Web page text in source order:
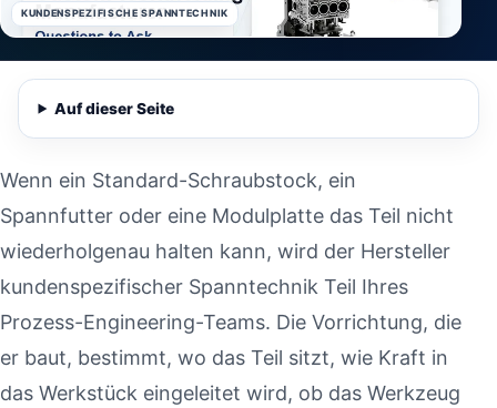
KUNDENSPEZIFISCHE SPANNTECHNIK
Auf dieser Seite
Wenn ein Standard-Schraubstock, ein
Spannfutter oder eine Modulplatte das Teil nicht
wiederholgenau halten kann, wird der Hersteller
kundenspezifischer Spanntechnik Teil Ihres
Prozess-Engineering-Teams. Die Vorrichtung, die
er baut, bestimmt, wo das Teil sitzt, wie Kraft in
das Werkstück eingeleitet wird, ob das Werkzeug